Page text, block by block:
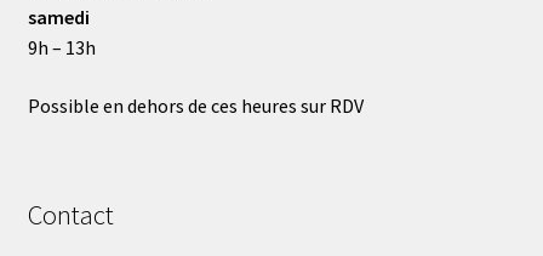
samedi
9h – 13h
Possible en dehors de ces heures sur RDV
Contact